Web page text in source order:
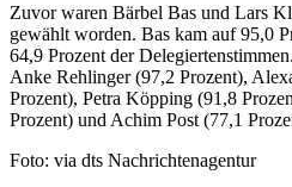
Zuvor waren Bärbel Bas und Lars
gewählt worden. Bas kam auf 95,0
64,9 Prozent der
Anke Rehlinger (97,2 Prozent),
Prozent), Petra Köpping (91,8
Prozent) und Achim Post (77,1
Foto: via dts Nachrichtenagentur